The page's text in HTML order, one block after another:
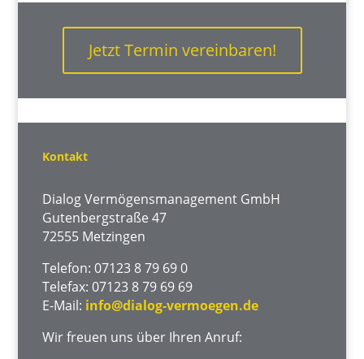
Jetzt Termin vereinbaren!
Kontakt
Dialog Vermögensmanagement GmbH
Gutenbergstraße 47
72555 Metzingen
Telefon: 07123 8 79 69 0
Telefax: 07123 8 79 69 69
E-Mail: info@dialog-vermoegen.de
Wir freuen uns über Ihren Anruf: